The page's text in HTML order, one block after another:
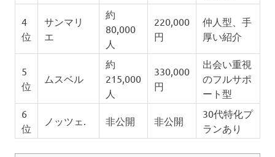
4
位
サンマリ
エ
約
80,000
人
220,000
円
仲人型、手
厚い紹介
5
位
ムスベル
約
215,000
人
330,000
円
出会い重視
のフルサポ
ート型
6
位
ノッツェ. 非公開 非公開
30代特化プ
ランあり